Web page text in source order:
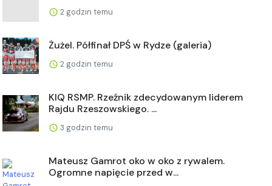
2 godzin temu
Żużel. Półfinał DPŚ w Rydze (galeria)
2 godzin temu
KIQ RSMP. Rzeźnik zdecydowanym liderem
Rajdu Rzeszowskiego. ...
3 godzin temu
Mateusz Gamrot oko w oko z rywalem.
Ogromne napięcie przed w...